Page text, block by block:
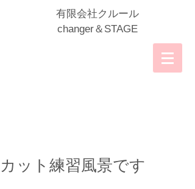
​有限会社クルール
​changer＆STAGE
カット練習風景です